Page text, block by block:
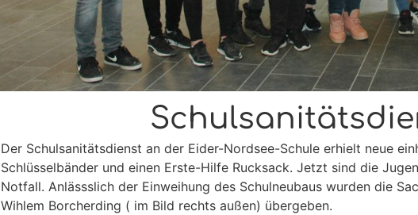
Der Schulsanitätsdienst an der Eider-Nordsee-Schule erhielt neue
Schlüsselbänder und einen Erste-Hilfe Rucksack. Jetzt sind die
Notfall. Anlässslich der Einweihung des Schulneubaus wurden die
Wihlem Borcherding ( im Bild rechts außen) übergeben.